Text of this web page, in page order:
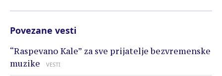
Povezane vesti
“Raspevano Kale” za sve prijatelje bezvremenske
muzike
VESTI